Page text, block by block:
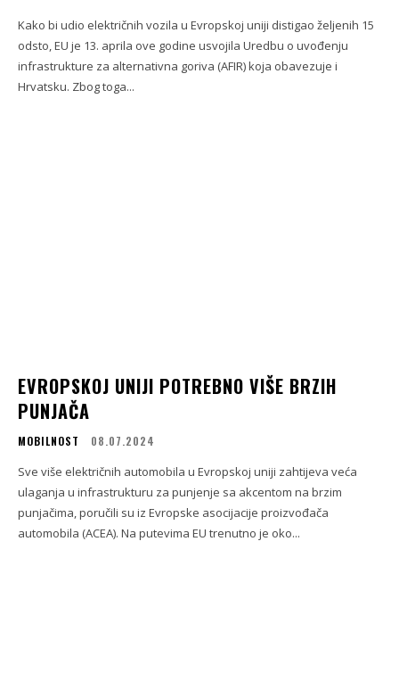
Kako bi udio električnih vozila u Evropskoj uniji distigao željenih 15
odsto, EU je 13. aprila ove godine usvojila Uredbu o uvođenju
infrastrukture za alternativna goriva (AFIR) koja obavezuje i
Hrvatsku. Zbog toga...
EVROPSKOJ UNIJI POTREBNO VIŠE BRZIH
PUNJAČA
MOBILNOST 08.07.2024
Sve više električnih automobila u Evropskoj uniji zahtijeva veća
ulaganja u infrastrukturu za punjenje sa akcentom na brzim
punjačima, poručili su iz Evropske asocijacije proizvođača
automobila (ACEA). Na putevima EU trenutno je oko...